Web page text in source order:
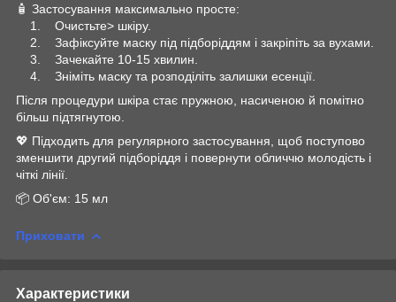
🧴 Застосування максимально просте:
1. Очистьте> шкіру.
2. Зафіксуйте маску під підборіддям і закріпіть за вухами.
3. Зачекайте 10-15 хвилин.
4. Зніміть маску та розподіліть залишки есенції.
Після процедури шкіра стає пружною, насиченою й помітно
більш підтягнутою.
💖 Підходить для регулярного застосування, щоб поступово
зменшити другий підборіддя і повернути обличчю молодість і
чіткі лінії.
📦 Об'єм: 15 мл
Приховати
Характеристики